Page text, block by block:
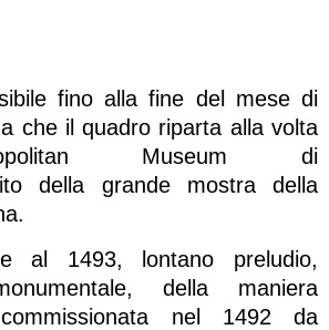
fino alla fine del mese di
che il quadro riparta alla volta
Museum di
della grande mostra della
al 1493, lontano preludio,
della maniera
nel 1492 da